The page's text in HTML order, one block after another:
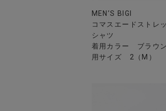
MEN’S BIGI
コマスエードストレ
シャツ
着用カラー ブラウ
用サイズ 2（M）